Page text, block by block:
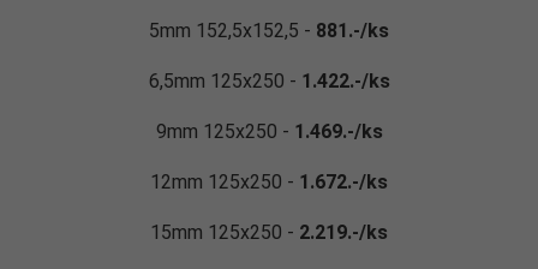
5mm 152,5x152,5 - 881.-/ks
6,5mm 125x250 - 1.422.-/ks
9mm 125x250 - 1.469.-/ks
12mm 125x250 - 1.672.-/ks
15mm 125x250 - 2.219.-/ks